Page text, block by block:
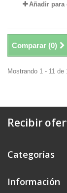
Añadir para
Comparar (0)
Mostrando 1 - 11 de
Recibir
Categorías
Información